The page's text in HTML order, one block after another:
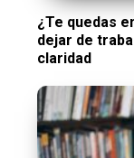
¿Te quedas
dejar de
claridad